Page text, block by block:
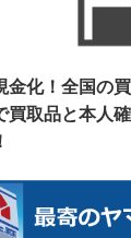
金化！全国の
買取品と本人